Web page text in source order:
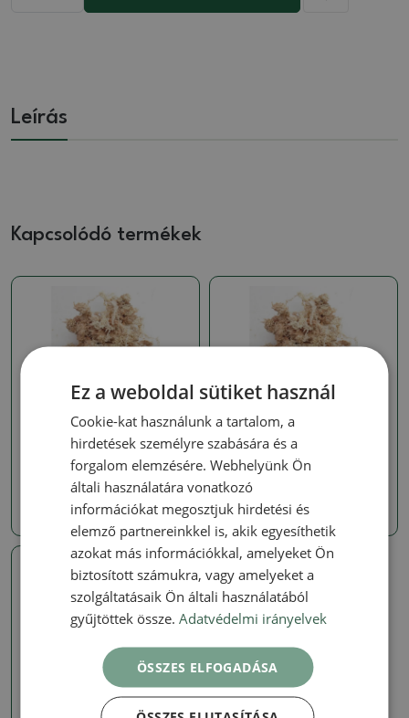
Leírás
Kapcsolódó termékek
Sphagnum - tőzegmoha
1161-sphagnum
Sphagnum - tőzegmoha
50 gr
SKU:1161-sphagnum50
1037 Ft
Ez a weboldal sütiket használ
Cookie-kat használunk a tartalom, a
hirdetések személyre szabására és a
forgalom elemzésére. Webhelyünk Ön
általi használatára vonatkozó
információkat megosztjuk hirdetési és
elemző partnereinkkel is, akik egyesíthetik
azokat más információkkal, amelyeket Ön
biztosított számukra, vagy amelyeket a
szolgáltatásaik Ön általi használatából
gyűjtöttek össze.Adatvédelmi irányelvek
ÖSSZES ELFOGADÁSA